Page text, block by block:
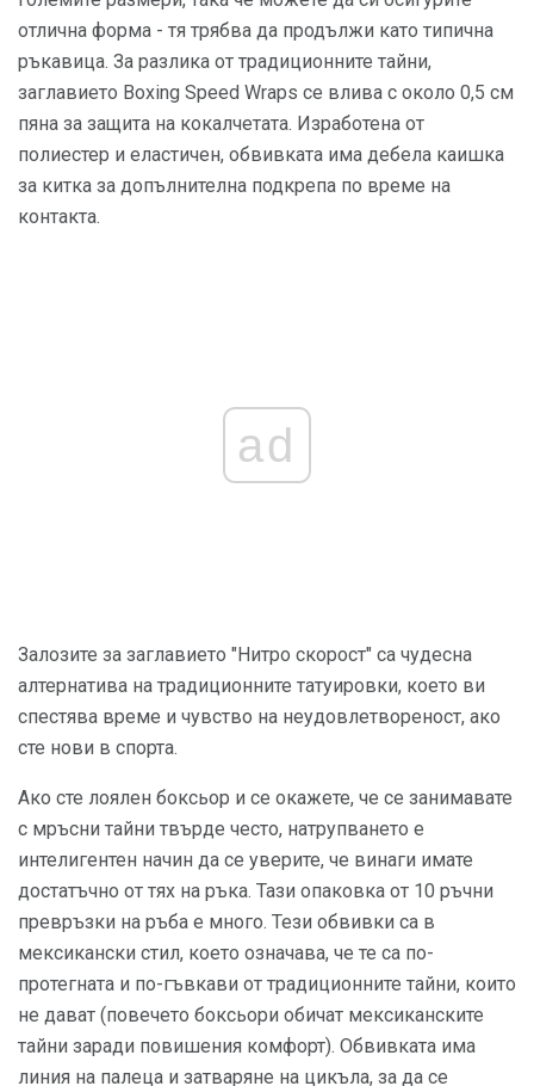
отлична форма - тя трябва да продължи като типична
ръкавица. За разлика от традиционните тайни,
заглавието Boxing Speed ​​Wraps се влива с около 0,5 см
пяна за защита на кокалчетата. Изработена от
полиестер и еластичен, обвивката има дебела каишка
за китка за допълнителна подкрепа по време на
контакта.
ad
Залозите за заглавието "Нитро скорост" са чудесна
алтернатива на традиционните татуировки, което ви
спестява време и чувство на неудовлетвореност, ако
сте нови в спорта.
Ако сте лоялен боксьор и се окажете, че се занимавате
с мръсни тайни твърде често, натрупването е
интелигентен начин да се уверите, че винаги имате
достатъчно от тях на ръка. Тази опаковка от 10 ръчни
превръзки на ръба е много. Тези обвивки са в
мексикански стил, което означава, че те са по-
протегната и по-гъвкави от традиционните тайни, които
не дават (повечето боксьори обичат мексиканските
тайни заради повишения комфорт). Обвивката има
линия на палеца и затваряне на цикъла, за да се